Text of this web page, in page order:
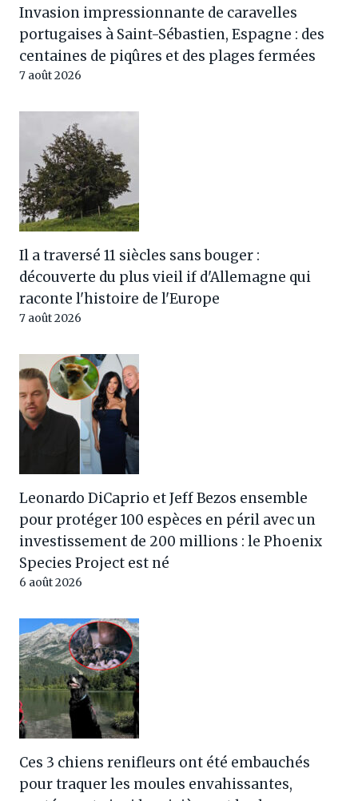
Invasion impressionnante de caravelles
portugaises à Saint-Sébastien, Espagne : des
centaines de piqûres et des plages fermées
7 août 2026
Il a traversé 11 siècles sans bouger :
découverte du plus vieil if d'Allemagne qui
raconte l'histoire de l'Europe
7 août 2026
Leonardo DiCaprio et Jeff Bezos ensemble
pour protéger 100 espèces en péril avec un
investissement de 200 millions : le Phoenix
Species Project est né
6 août 2026
Ces 3 chiens renifleurs ont été embauchés
pour traquer les moules envahissantes,